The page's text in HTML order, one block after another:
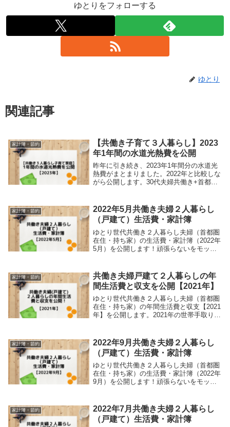
ゆとりをフォローする
ゆとり
関連記事
家計簿・節約
【共働き子育て３人暮らし】2023
年1年間の水道光熱費を公開
昨年に引き続き、2023年1年間分の水道光
熱費がまとまりました。2022年と比較しな
がら公開します。30代夫婦共働き+首都圏
す。※11月に子供が生まれたので、単純
に...
家計簿・節約
2022年5月共働き夫婦２人暮らし
（戸建て）生活費・家計簿
ゆとり世代共働き２人暮らし夫婦（首都圏
在住・持ち家）の生活費・家計簿（2022年
5月）を公開します！頑張らないをモット
る方の参考になると思います。
家計簿・節約
共働き夫婦戸建て２人暮らしの年
間生活費と収支を公開【2021年】
ゆとり世代共働き２人暮らし夫婦（首都圏
在住・持ち家）の年間生活費と収支【2021
年】を公開します。2021年の世帯手取り年
らいかも公開します！参考にしてくださ
い！
家計簿・節約
2022年9月共働き夫婦２人暮らし
（戸建て）生活費・家計簿
ゆとり世代共働き２人暮らし夫婦（首都圏
在住・持ち家）の生活費・家計簿（2022年
9月）を公開します！頑張らないをモット
る方の参考になると思います。
家計簿・節約
2022年7月共働き夫婦２人暮らし
（戸建て）生活費・家計簿